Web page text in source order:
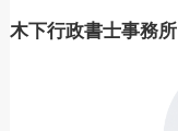
木下行政書士事務所